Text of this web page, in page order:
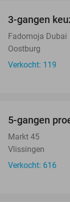
3-gangen
Fadomoja Dubai
Oostburg
Verkocht: 119
5-gangen
Markt 45
Vlissingen
Verkocht: 616